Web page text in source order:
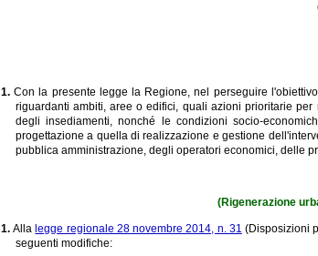
1.Con la presente legge la Regione, nel perseguire
riguardanti ambiti, aree o edifici, quali azioni prioritarie
degli insediamenti, nonché le condizioni socio-
progettazione a quella di realizzazione e gestione
pubblica amministrazione, degli operatori economici, delle
(Rigenerazione
1.Alla legge regionale 28 novembre 2014, n. 31 (Disposizioni
seguenti modifiche: